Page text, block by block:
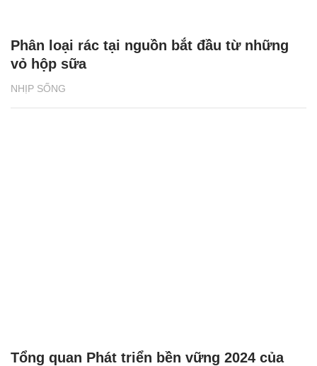
NHỊP SỐNG
Phân loại rác tại nguồn bắt đầu từ những
vỏ hộp sữa
Tổng quan Phát triển bền vững 2024 của